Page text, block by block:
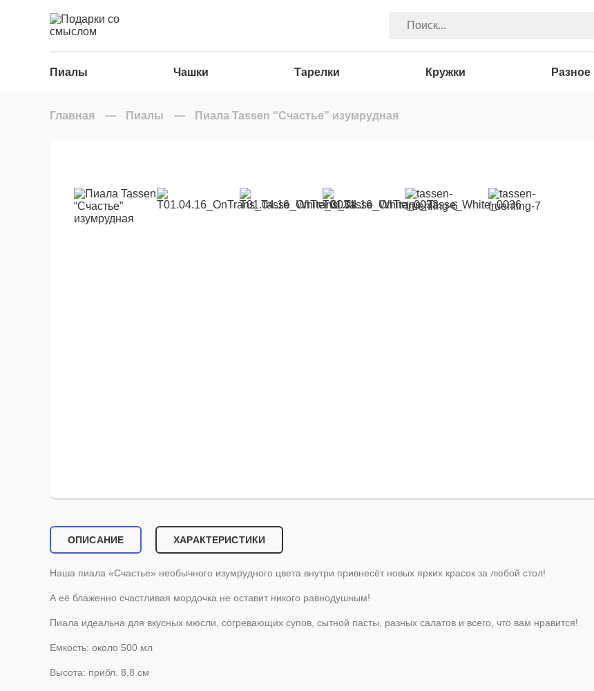
Пиалы Чашки Тарелки Кружки Разное
Главная Пиалы Пиала Tassen “Счастье” изумрудная
ОПИСАНИЕ ХАРАКТЕРИСТИКИ
Наша пиала «Счастье» необычного изумрудного цвета внутри привнесёт новых ярких красок за любой стол!
А её блаженно счастливая мордочка не оставит никого равнодушным!
Пиала идеальна для вкусных мюсли, согревающих супов, сытной пасты, разных салатов и всего, что вам нравится!
Емкость: около 500 мл
Высота: прибл. 8,8 см